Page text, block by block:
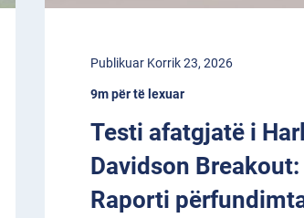
Publikuar Korrik 23, 2026
9m për të lexuar
Testi afatgjatë i
Davidson Breakout:
Raporti